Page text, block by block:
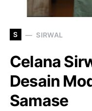
S SIRWAL
Celana
Desain
Samase